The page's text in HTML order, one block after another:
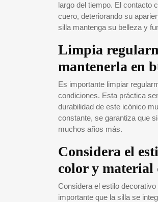
largo del tiempo. El contacto
cuero, deteriorando su
silla mantenga su belleza y
Limpia
mantenerla en
Es importante limpiar
condiciones. Esta práctica
durabilidad de este icónico
constante, se garantiza que
muchos años más.
Considera el
color y material
Considera el estilo
importante que la silla se